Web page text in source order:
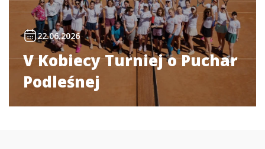
22.06.2026
V Kobiecy Turniej o Puchar
Podleśnej